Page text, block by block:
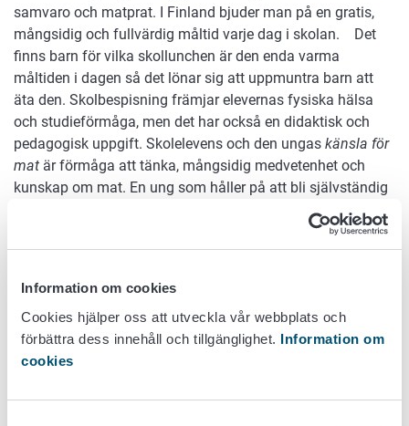
Information om cookies
Cookies hjälper oss att utveckla vår webbplats och
förbättra dess innehåll och tillgänglighet. Information om
cookies
samvaro och matprat. I Finland bjuder man på en gratis,
mångsidig och fullvärdig måltid varje dag i skolan. Det
finns barn för vilka skollunchen är den enda varma
måltiden i dagen så det lönar sig att uppmuntra barn att
äta den. Skolbespisning främjar elevernas fysiska hälsa
och studieförmåga, men det har också en didaktisk och
pedagogisk uppgift. Skolelevens och den ungas känsla för
mat är förmåga att tänka, mångsidig medvetenhet och
kunskap om mat. En ung som håller på att bli självständig
letar efter sin identitet med hjälp av mat- och dryckeskultur.
Även om kompisarnas inverkan på matvalen ökar hos
skolbarn, behöver barn och ungdomar en vuxen som tar
och regelbundet.
Motion
inlärning. Dessutom har det en viktig betydelse för